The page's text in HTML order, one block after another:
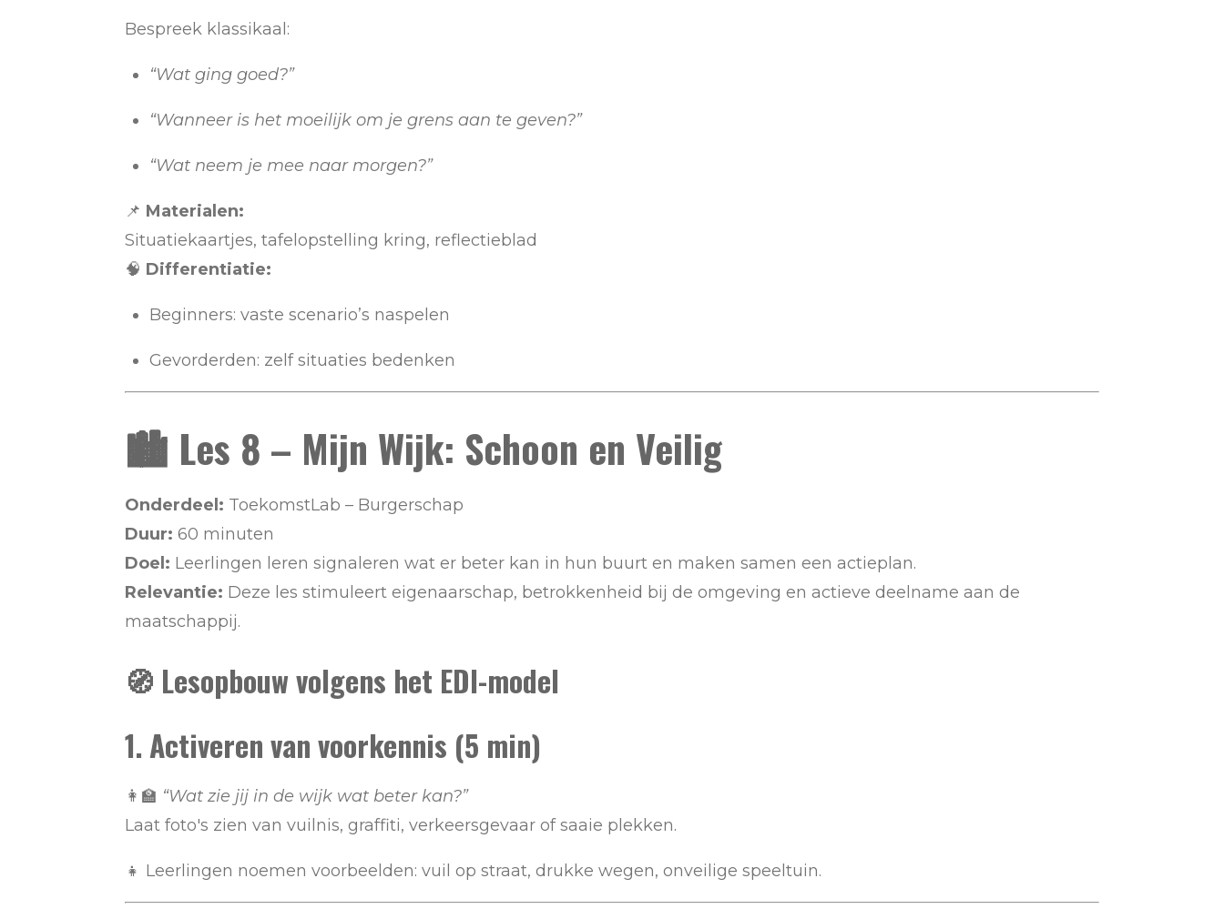
Bespreek klassikaal:
“Wat ging goed?”
“Wanneer is het moeilijk om je grens aan te geven?”
“Wat neem je mee naar morgen?”
📌 Materialen:
Situatiekaartjes, tafelopstelling kring, reflectieblad
🧠 Differentiatie:
Beginners: vaste scenario’s naspelen
Gevorderden: zelf situaties bedenken
🏙️ Les 8 – Mijn Wijk: Schoon en Veilig
Onderdeel: ToekomstLab – Burgerschap
Duur: 60 minuten
Doel: Leerlingen leren signaleren wat er beter kan in hun buurt en maken samen een actieplan.
Relevantie: Deze les stimuleert eigenaarschap, betrokkenheid bij de omgeving en actieve deelname aan de
maatschappij.
🧭 Lesopbouw volgens het EDI-model
1. Activeren van voorkennis (5 min)
👩‍🏫 “Wat zie jij in de wijk wat beter kan?”
Laat foto's zien van vuilnis, graffiti, verkeersgevaar of saaie plekken.
👧 Leerlingen noemen voorbeelden: vuil op straat, drukke wegen, onveilige speeltuin.